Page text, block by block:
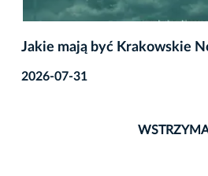
Jakie mają być Krakowskie
2026-07-31